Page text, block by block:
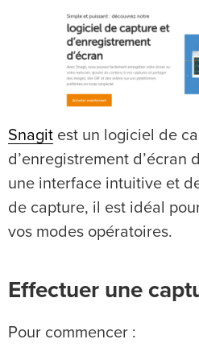
Snagit est un logiciel de
d’enregistrement d’écran
une interface intuitive et
de capture, il est idéal
vos modes opératoires.
Effectuer une
Pour commencer :